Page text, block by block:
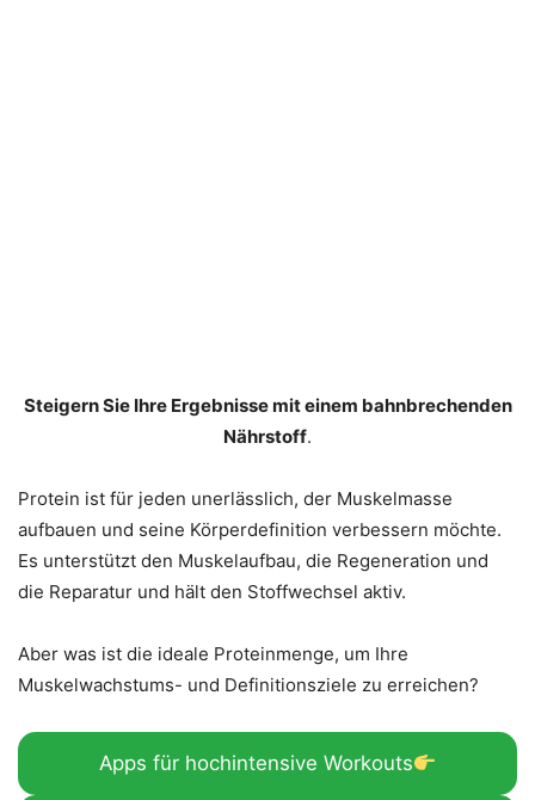
Steigern Sie Ihre Ergebnisse mit einem bahnbrechenden
Nährstoff.
Protein ist für jeden unerlässlich, der Muskelmasse
aufbauen und seine Körperdefinition verbessern möchte.
Es unterstützt den Muskelaufbau, die Regeneration und
die Reparatur und hält den Stoffwechsel aktiv.
Aber was ist die ideale Proteinmenge, um Ihre
Muskelwachstums- und Definitionsziele zu erreichen?
Apps für hochintensive Workouts